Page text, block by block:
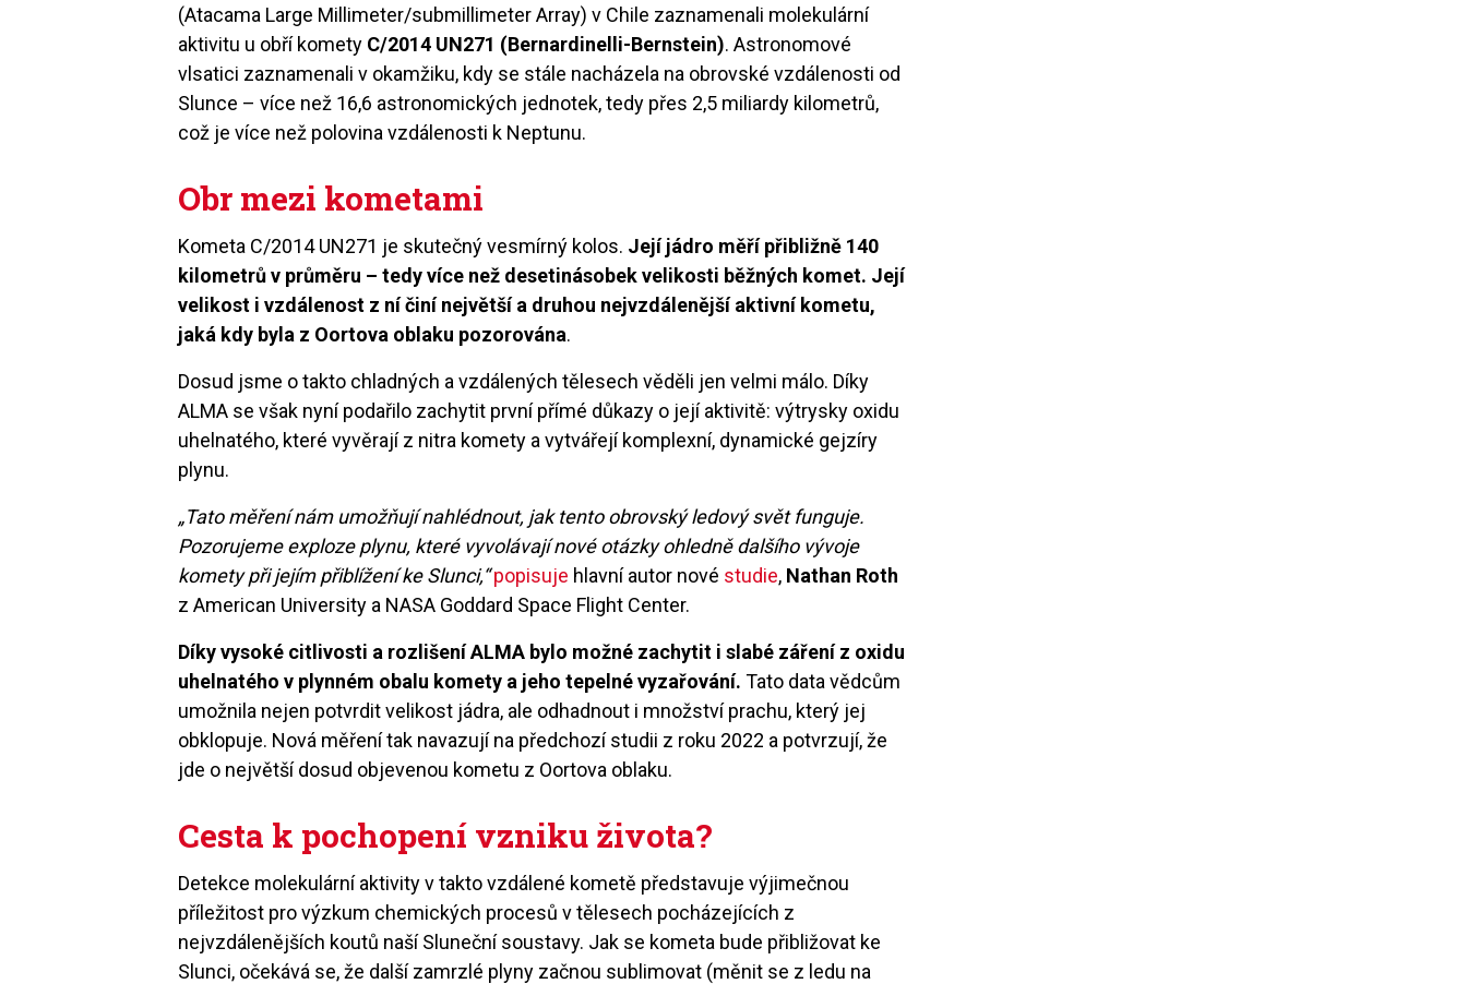
(Atacama Large Millimeter/submillimeter Array) v Chile zaznamenali molekulární
aktivitu u obří komety C/2014 UN271 (Bernardinelli-Bernstein). Astronomové
vlsatici zaznamenali v okamžiku, kdy se stále nacházela na obrovské vzdálenosti od
Slunce – více než 16,6 astronomických jednotek, tedy přes 2,5 miliardy kilometrů,
což je více než polovina vzdálenosti k Neptunu.
Obr mezi kometami
Kometa C/2014 UN271 je skutečný vesmírný kolos. Její jádro měří přibližně 140
kilometrů v průměru – tedy více než desetinásobek velikosti běžných komet. Její
velikost i vzdálenost z ní činí největší a druhou nejvzdálenější aktivní kometu,
jaká kdy byla z Oortova oblaku pozorována.
Dosud jsme o takto chladných a vzdálených tělesech věděli jen velmi málo. Díky
ALMA se však nyní podařilo zachytit první přímé důkazy o její aktivitě: výtrysky oxidu
uhelnatého, které vyvěrají z nitra komety a vytvářejí komplexní, dynamické gejzíry
plynu.
„Tato měření nám umožňují nahlédnout, jak tento obrovský ledový svět funguje.
Pozorujeme exploze plynu, které vyvolávají nové otázky ohledně dalšího vývoje
komety při jejím přiblížení ke Slunci,“ popisuje hlavní autor nové studie, Nathan Roth
z American University a NASA Goddard Space Flight Center.
Díky vysoké citlivosti a rozlišení ALMA bylo možné zachytit i slabé záření z oxidu
uhelnatého v plynném obalu komety a jeho tepelné vyzařování.Tato data vědcům
umožnila nejen potvrdit velikost jádra, ale odhadnout i množství prachu, který jej
obklopuje. Nová měření tak navazují na předchozí studii z roku 2022 a potvrzují, že
jde o největší dosud objevenou kometu z Oortova oblaku.
Cesta k pochopení vzniku života?
Detekce molekulární aktivity v takto vzdálené kometě představuje výjimečnou
příležitost pro výzkum chemických procesů v tělesech pocházejících z
nejvzdálenějších koutů naší Sluneční soustavy. Jak se kometa bude přibližovat ke
Slunci, očekává se, že další zamrzlé plyny začnou sublimovat (měnit se z ledu na